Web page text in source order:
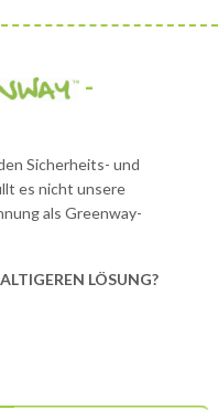
-
Sicherheits- und
es nicht unsere
als Greenway-
LÖSUNG?